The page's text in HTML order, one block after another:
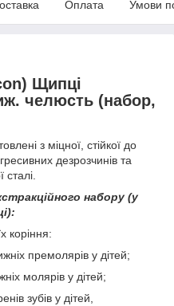
Оплата Умови
Щипці
челюсть (набор,
з міцної, стійкої до
дезрозчинів та
сталі.
набору (у
коріння:
премолярів у дітей;
молярів у дітей;
зубів у дітей,